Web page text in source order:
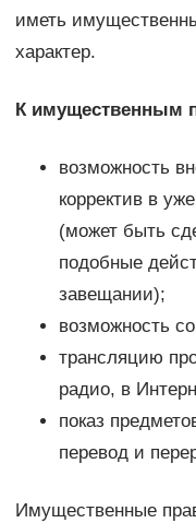
иметь
характер.
К имущественным
возможность
корректив в
(может быть
подобные
завещании);
возможность
трансляцию
радио, в
показ
перевод и
Имущественные